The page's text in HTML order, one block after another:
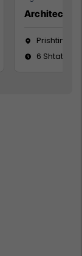
Architect
Prishtinë
6 Shtator